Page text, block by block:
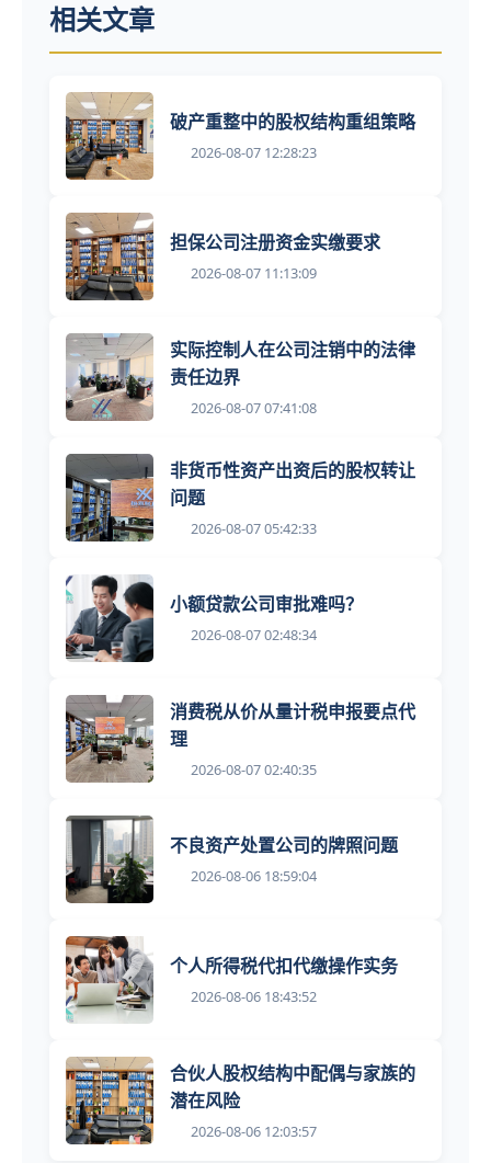
相关文章
破产重整中的股权结构重组策略
2026-08-07 12:28:23
担保公司注册资金实缴要求
2026-08-07 11:13:09
实际控制人在公司注销中的法律
责任边界
2026-08-07 07:41:08
非货币性资产出资后的股权转让
问题
2026-08-07 05:42:33
小额贷款公司审批难吗？
2026-08-07 02:48:34
消费税从价从量计税申报要点代
理
2026-08-07 02:40:35
不良资产处置公司的牌照问题
2026-08-06 18:59:04
个人所得税代扣代缴操作实务
2026-08-06 18:43:52
合伙人股权结构中配偶与家族的
潜在风险
2026-08-06 12:03:57